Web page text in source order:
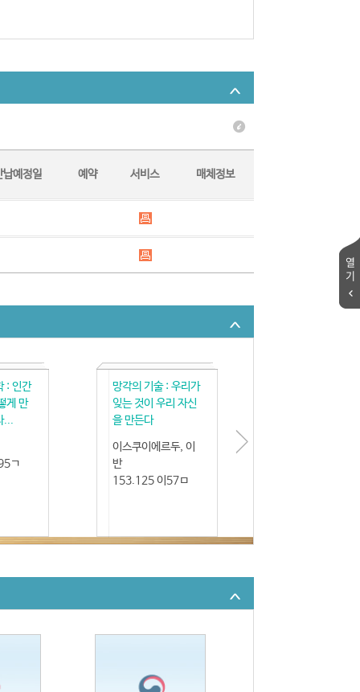
납예정일 예약 서비스 매체정보
: 인간
게 만
...
ㄱ
망각의 기술 : 우리가
잊는 것이 우리 자신
을 만든다
이스쿠이에르두, 이
반
153.125 이57ㅁ
열
기